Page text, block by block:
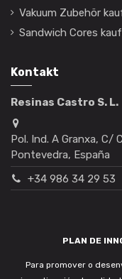
Vakuum Zubehör
Sandwich Cores
Kontakt
Resinas Castro S. L.
Pol. Ind. A Granxa, C/
Pontevedra, España
+34 986 34 29 53
PLAN DE
Para promover o